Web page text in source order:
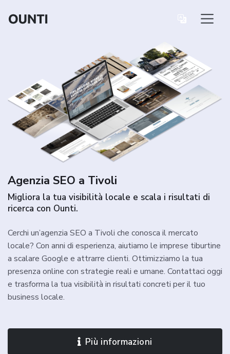
Agenzia SEO a Tivoli
Migliora la tua visibilità locale e scala i risultati di
ricerca con Ounti.
Cerchi un’agenzia SEO a Tivoli che conosca il mercato
locale? Con anni di esperienza, aiutiamo le imprese tiburtine
a scalare Google e attrarre clienti. Ottimizziamo la tua
presenza online con strategie reali e umane. Contattaci oggi
e trasforma la tua visibilità in risultati concreti per il tuo
business locale.
Più informazioni